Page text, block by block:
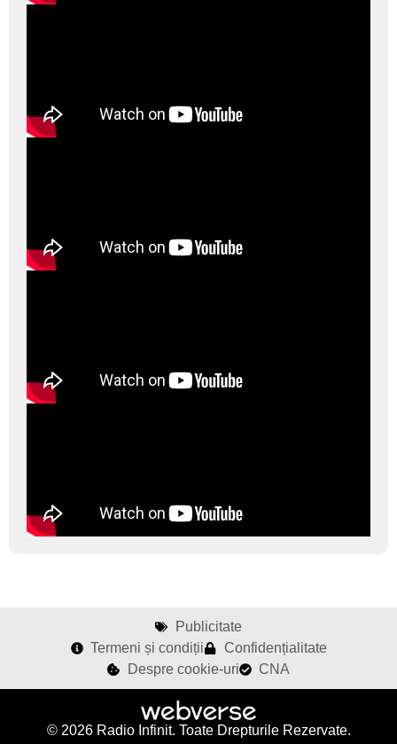
Publicitate
Termeni și condiții
Confidențialitate
Despre cookie-uri
CNA
© 2026 Radio Infinit. Toate Drepturile Rezervate.